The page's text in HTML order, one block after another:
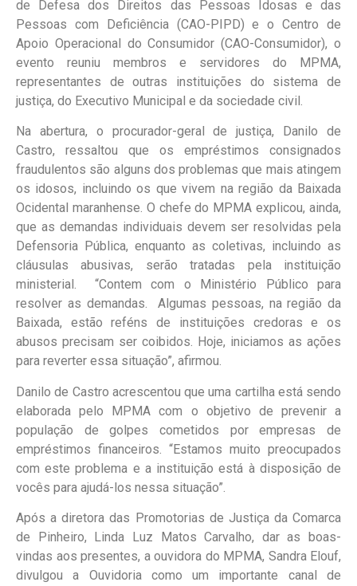
de Defesa dos Direitos das Pessoas Idosas e das
Pessoas com Deficiência (CAO-PIPD) e o Centro de
Apoio Operacional do Consumidor (CAO-Consumidor), o
evento reuniu membros e servidores do MPMA,
representantes de outras instituições do sistema de
justiça, do Executivo Municipal e da sociedade civil.
Na abertura, o procurador-geral de justiça, Danilo de
Castro, ressaltou que os empréstimos consignados
fraudulentos são alguns dos problemas que mais atingem
os idosos, incluindo os que vivem na região da Baixada
Ocidental maranhense. O chefe do MPMA explicou, ainda,
que as demandas individuais devem ser resolvidas pela
Defensoria Pública, enquanto as coletivas, incluindo as
cláusulas abusivas, serão tratadas pela instituição
ministerial. “Contem com o Ministério Público para
resolver as demandas. Algumas pessoas, na região da
Baixada, estão reféns de instituições credoras e os
abusos precisam ser coibidos. Hoje, iniciamos as ações
para reverter essa situação”, afirmou.
Danilo de Castro acrescentou que uma cartilha está sendo
elaborada pelo MPMA com o objetivo de prevenir a
população de golpes cometidos por empresas de
empréstimos financeiros. “Estamos muito preocupados
com este problema e a instituição está à disposição de
vocês para ajudá-los nessa situação”.
Após a diretora das Promotorias de Justiça da Comarca
de Pinheiro, Linda Luz Matos Carvalho, dar as boas-
vindas aos presentes, a ouvidora do MPMA, Sandra Elouf,
divulgou a Ouvidoria como um importante canal de